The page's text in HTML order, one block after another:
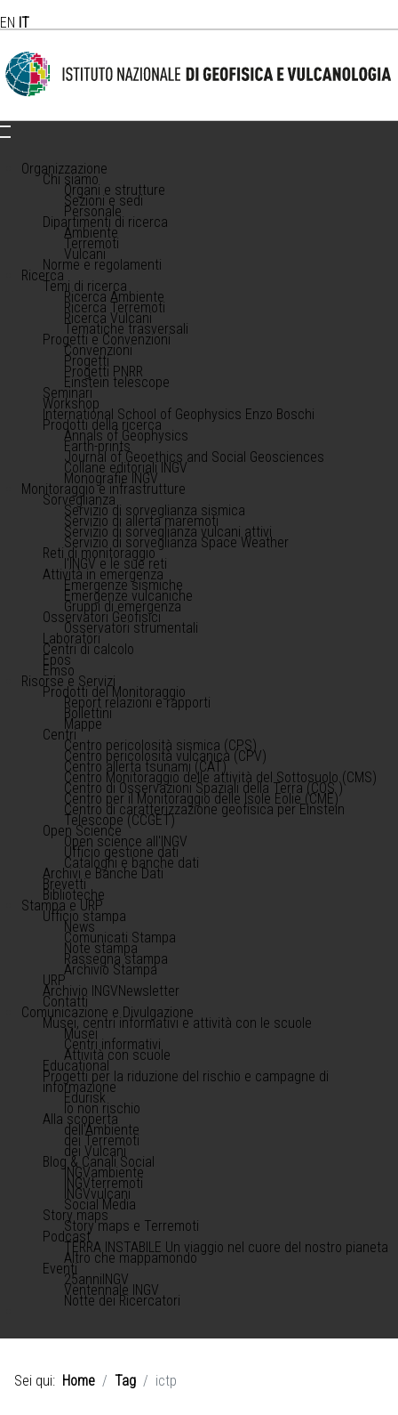
EN IT
Organizzazione
Chi siamo
Organi e strutture
Sezioni e sedi
Personale
Dipartimenti di ricerca
Ambiente
Terremoti
Vulcani
Norme e regolamenti
Ricerca
Temi di ricerca
Ricerca Ambiente
Ricerca Terremoti
Ricerca Vulcani
Tematiche trasversali
Progetti e Convenzioni
Convenzioni
Progetti
Progetti PNRR
Einstein telescope
Seminari
Workshop
International School of Geophysics Enzo Boschi
Prodotti della ricerca
Annals of Geophysics
Earth-prints
Journal of Geoethics and Social Geosciences
Collane editoriali INGV
Monografie INGV
Monitoraggio e infrastrutture
Sorveglianza
Servizio di sorveglianza sismica
Servizio di allerta maremoti
Servizio di sorveglianza vulcani attivi
Servizio di sorveglianza Space Weather
Reti di monitoraggio
l'INGV e le sue reti
Attività in emergenza
Emergenze sismiche
Emergenze vulcaniche
Gruppi di emergenza
Osservatori Geofisici
Osservatori strumentali
Laboratori
Centri di calcolo
Epos
Emso
Risorse e Servizi
Prodotti del Monitoraggio
Report relazioni e rapporti
Bollettini
Mappe
Centri
Centro pericolosità sismica (CPS)
Centro pericolosità vulcanica (CPV)
Centro allerta tsunami (CAT)
Centro Monitoraggio delle attività del Sottosuolo (CMS)
Centro di Osservazioni Spaziali della Terra (COS )
Centro per il Monitoraggio delle Isole Eolie (CME)
Centro di caratterizzazione geofisica per Einstein
Telescope (CCGET)
Open Science
Open science all'INGV
Ufficio gestione dati
Cataloghi e banche dati
Archivi e Banche Dati
Brevetti
Biblioteche
Stampa e URP
Ufficio stampa
News
Comunicati Stampa
Note stampa
Rassegna stampa
Archivio Stampa
URP
Archivio INGVNewsletter
Contatti
Comunicazione e Divulgazione
Musei, centri informativi e attività con le scuole
Musei
Centri informativi
Attività con scuole
Educational
Progetti per la riduzione del rischio e campagne di
informazione
Edurisk
Io non rischio
Alla scoperta
dell'Ambiente
dei Terremoti
dei Vulcani
Blog & Canali Social
INGVambiente
INGVterremoti
INGVvulcani
Social Media
Story maps
Story maps e Terremoti
Podcast
TERRA INSTABILE Un viaggio nel cuore del nostro pianeta
Altro che mappamondo
Eventi
25anniINGV
Ventennale INGV
Notte dei Ricercatori
Sei qui: Home Tag ictp